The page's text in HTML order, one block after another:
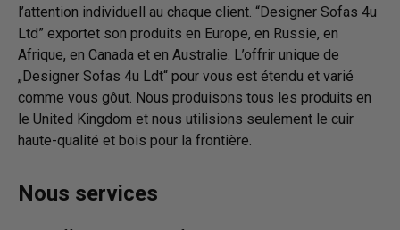
l’attention individuell au chaque client. “Designer Sofas 4u
Ltd” exportet son produits en Europe, en Russie, en
Afrique, en Canada et en Australie. L’offrir unique de
„Designer Sofas 4u Ldt“ pour vous est étendu et varié
comme vous gôut. Nous produisons tous les produits en
le United Kingdom et nous utilisions seulement le cuir
haute-qualité et bois pour la frontière.
Nous services